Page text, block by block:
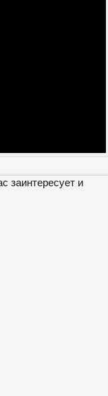
заинтересует и